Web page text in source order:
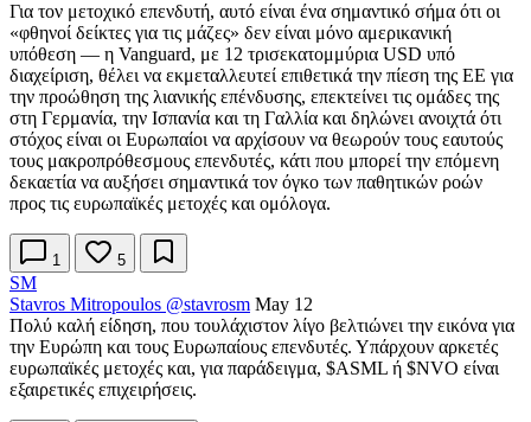
Για τον μετοχικό επενδυτή, αυτό είναι ένα σημαντικό σήμα ότι οι
«φθηνοί δείκτες για τις μάζες» δεν είναι μόνο αμερικανική
υπόθεση — η Vanguard, με 12 τρισεκατομμύρια USD υπό
διαχείριση, θέλει να εκμεταλλευτεί επιθετικά την πίεση της ΕΕ για
την προώθηση της λιανικής επένδυσης, επεκτείνει τις ομάδες της
στη Γερμανία, την Ισπανία και τη Γαλλία και δηλώνει ανοιχτά ότι
στόχος είναι οι Ευρωπαίοι να αρχίσουν να θεωρούν τους εαυτούς
τους μακροπρόθεσμους επενδυτές, κάτι που μπορεί την επόμενη
δεκαετία να αυξήσει σημαντικά τον όγκο των παθητικών ροών
προς τις ευρωπαϊκές μετοχές και ομόλογα.
1 5
SM
Stavros Mitropoulos @stavrosm May 12
Πολύ καλή είδηση, που τουλάχιστον λίγο βελτιώνει την εικόνα για
την Ευρώπη και τους Ευρωπαίους επενδυτές. Υπάρχουν αρκετές
ευρωπαϊκές μετοχές και, για παράδειγμα, $ASML ή $NVO είναι
εξαιρετικές επιχειρήσεις.